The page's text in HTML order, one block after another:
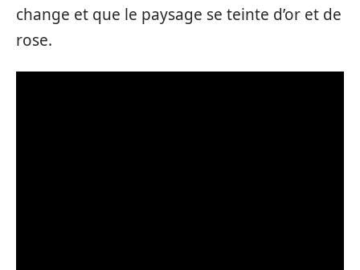
change et que le paysage se teinte d’or et de
rose.